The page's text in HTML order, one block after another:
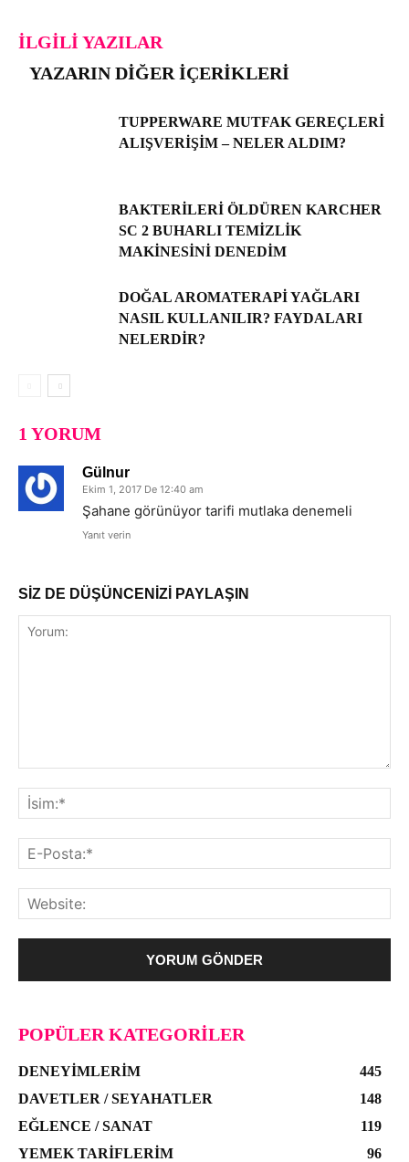
İLGILI YAZILAR
YAZARIN DIĞER İÇERIKLERI
TUPPERWARE MUTFAK GEREÇLERI
ALIŞVERIŞIM – NELER ALDIM?
BAKTERILERI ÖLDÜREN KARCHER
SC 2 BUHARLI TEMIZLIK
MAKINESINI DENEDIM
DOĞAL AROMATERAPI YAĞLARI
NASIL KULLANILIR? FAYDALARI
NELERDIR?
1 YORUM
Gülnur
Ekim 1, 2017 De 12:40 am
Şahane görünüyor tarifi mutlaka denemeli
Yanıt verin
SİZ DE DÜŞÜNCENİZİ PAYLAŞIN
POPÜLER KATEGORILER
DENEYIMLERIM
445
DAVETLER / SEYAHATLER
148
EĞLENCE / SANAT
119
YEMEK TARIFLERIM
96